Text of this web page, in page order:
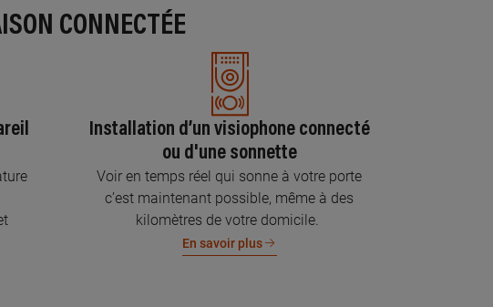
CONNECTÉE
Installation d’un visiophone connecté
ou d'une sonnette
Voir en temps réel qui sonne à votre porte
c’est maintenant possible, même à des
kilomètres de votre domicile.
En savoir plus